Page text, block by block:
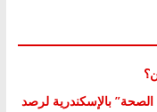
بالإسكندرية لرصد